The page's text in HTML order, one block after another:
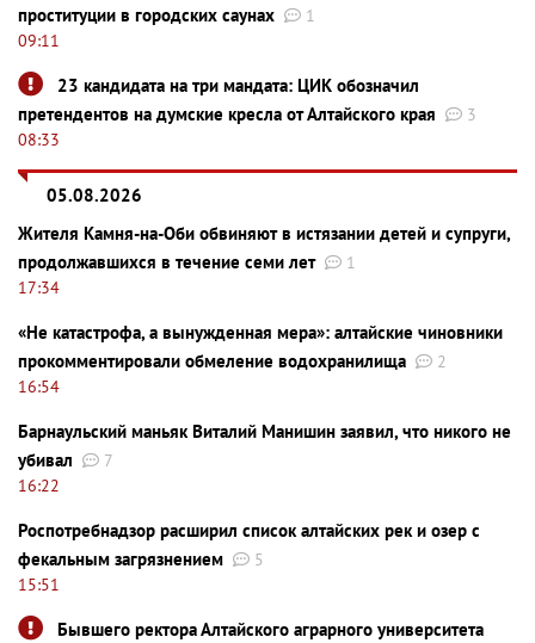
проституции в городских саунах
1
09:11
23 кандидата на три мандата: ЦИК обозначил
претендентов на думские кресла от Алтайского края
3
08:33
05.08.2026
Жителя Камня-на-Оби обвиняют в истязании детей и супруги,
продолжавшихся в течение семи лет
1
17:34
«Не катастрофа, а вынужденная мера»: алтайские чиновники
прокомментировали обмеление водохранилища
2
16:54
Барнаульский маньяк Виталий Манишин заявил, что никого не
убивал
7
16:22
Роспотребнадзор расширил список алтайских рек и озер с
фекальным загрязнением
5
15:51
Бывшего ректора Алтайского аграрного университета